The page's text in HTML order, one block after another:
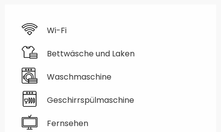
Wi-Fi
Bettwäsche und Laken
Waschmaschine
Geschirrspülmaschine
Fernsehen